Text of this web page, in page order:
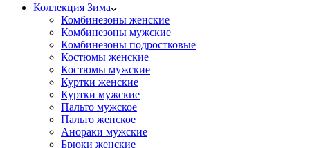
Коллекция Зима
Комбинезоны женские
Комбинезоны мужские
Комбинезоны подростковые
Костюмы женские
Костюмы мужские
Куртки женские
Куртки мужские
Пальто мужское
Пальто женское
Анораки мужские
Брюки женские